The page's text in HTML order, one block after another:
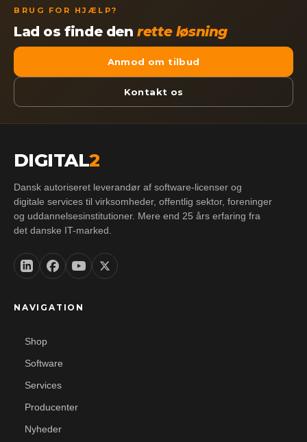
BRUG FOR HJÆLP?
Lad os finde denrette løsning
Anmod om tilbud
Kontakt os
DIGITAL2
Dansk autoriseret leverandør af software-licenser og
digitale services til virksomheder, offentlig sektor, foreninger
og uddannelsesinstitutioner. Mere end 25 års erfaring fra
det danske IT-marked.
NAVIGATION
Shop
Software
Services
Producenter
Nyheder